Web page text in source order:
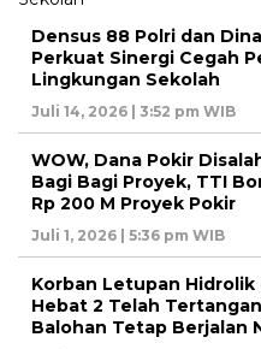
Densus 88 Polri dan
Perkuat Sinergi Cegah
Lingkungan Sekolah
Juli 14, 2026 | 3:52 pm WIB
WOW, Dana Pokir
Bagi Bagi Proyek, TTI
Rp 200 M Proyek Pokir
Juli 1, 2026 | 5:36 pm WIB
Korban Letupan Hidrolik
Hebat 2 Telah
Balohan Tetap Berjalan